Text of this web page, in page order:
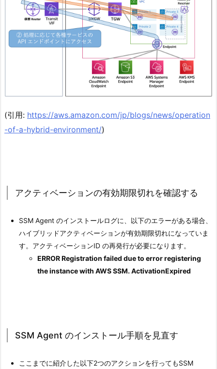
(引用: https://aws.amazon.com/jp/blogs/news/operation
-of-a-hybrid-environment/)
アクティベーションの有効期限切れを確認する
SSM Agent のインストールログに、以下のエラーがある場合、
ハイブリッドアクティベーションが有効期限切れになっていま
す。アクティベーションID の再発行が必要になります。
ERROR Registration failed due to error registering
the instance with AWS SSM. ActivationExpired
SSM Agent のインストール手順を見直す
ここまでに紹介した以下2つのアクションを行ってもSSM